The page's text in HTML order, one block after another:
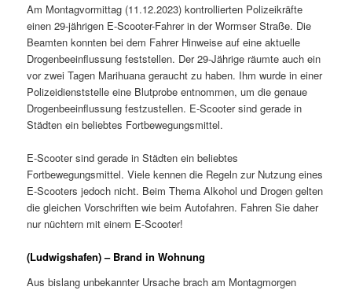
Am Montagvormittag (11.12.2023) kontrollierten Polizeikräfte
einen 29-jährigen E-Scooter-Fahrer in der Wormser Straße. Die
Beamten konnten bei dem Fahrer Hinweise auf eine aktuelle
Drogenbeeinflussung feststellen. Der 29-Jährige räumte auch ein
vor zwei Tagen Marihuana geraucht zu haben. Ihm wurde in einer
Polizeidienststelle eine Blutprobe entnommen, um die genaue
Drogenbeeinflussung festzustellen. E-Scooter sind gerade in
Städten ein beliebtes Fortbewegungsmittel.
E-Scooter sind gerade in Städten ein beliebtes
Fortbewegungsmittel. Viele kennen die Regeln zur Nutzung eines
E-Scooters jedoch nicht. Beim Thema Alkohol und Drogen gelten
die gleichen Vorschriften wie beim Autofahren. Fahren Sie daher
nur nüchtern mit einem E-Scooter!
(Ludwigshafen) – Brand in Wohnung
Aus bislang unbekannter Ursache brach am Montagmorgen